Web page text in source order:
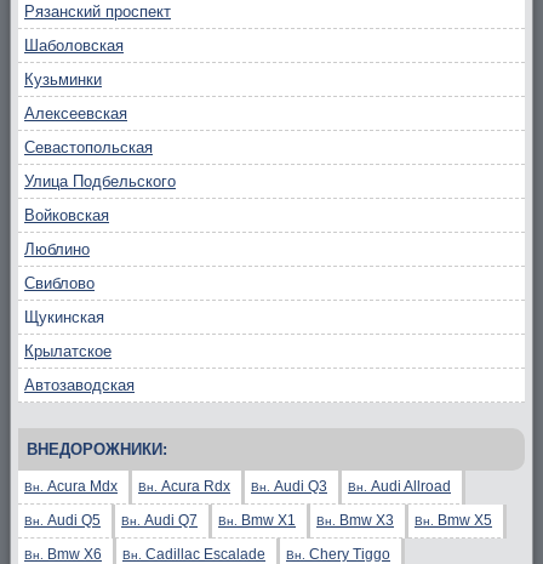
Рязанский проспект
Шаболовская
Кузьминки
Алексеевская
Севастопольская
Улица Подбельского
Войковская
Люблино
Свиблово
Щукинская
Крылатское
Автозаводская
ВНЕДОРОЖНИКИ:
Вн. Acura Mdx Вн. Acura Rdx Вн. Audi Q3 Вн. Audi Allroad
Вн. Audi Q5 Вн. Audi Q7 Вн. Bmw X1 Вн. Bmw X3 Вн. Bmw X5
Вн. Bmw X6 Вн. Cadillac Escalade Вн. Chery Tiggo